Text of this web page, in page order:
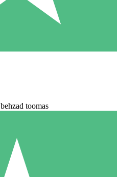
behzad toomas